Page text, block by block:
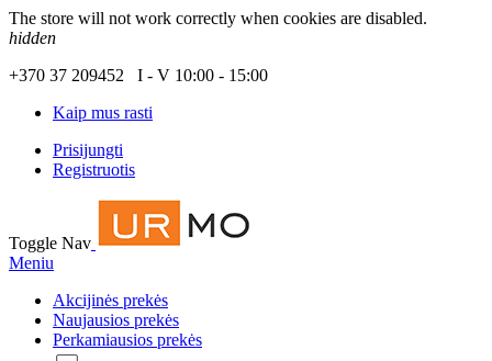
The store will not work correctly when cookies are disabled.
hidden
+370 37 209452 I - V 10:00 - 15:00
Kaip mus rasti
Prisijungti
Registruotis
Toggle Nav
Meniu
Akcijinės prekės
Naujausios prekės
Perkamiausios prekės